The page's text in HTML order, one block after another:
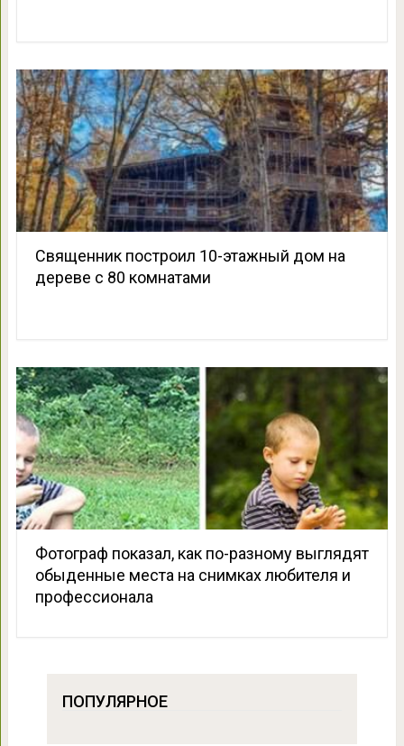
Священник построил 10-этажный дом на
дереве с 80 комнатами
Фотограф показал, как по-разному выглядят
обыденные места на снимках любителя и
профессионала
ПОПУЛЯРНОЕ